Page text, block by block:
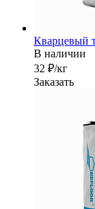
Кварцевый
В наличии
32 ₽/кг
Заказать